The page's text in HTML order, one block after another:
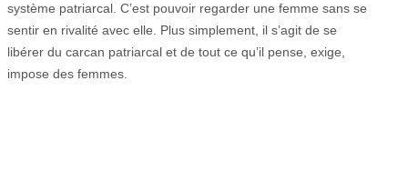
système patriarcal. C’est pouvoir regarder une femme sans se
sentir en rivalité avec elle. Plus simplement, il s’agit de se
libérer du carcan patriarcal et de tout ce qu’il pense, exige,
impose des femmes.